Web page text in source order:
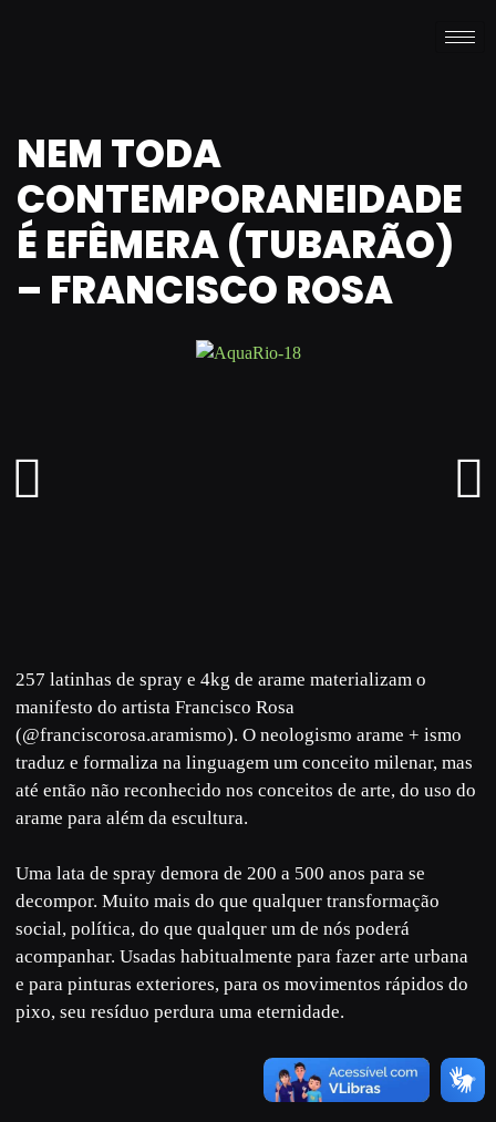
NEM TODA
CONTEMPORANEIDADE
É EFÊMERA (TUBARÃO)
– FRANCISCO ROSA
257 latinhas de spray e 4kg de arame materializam o
manifesto do artista Francisco Rosa
(@franciscorosa.aramismo). O neologismo arame + ismo
traduz e formaliza na linguagem um conceito milenar, mas
até então não reconhecido nos conceitos de arte, do uso do
arame para além da escultura.
Uma lata de spray demora de 200 a 500 anos para se
decompor. Muito mais do que qualquer transformação
social, política, do que qualquer um de nós poderá
acompanhar. Usadas habitualmente para fazer arte urbana
e para pinturas exteriores, para os movimentos rápidos do
pixo, seu resíduo perdura uma eternidade.